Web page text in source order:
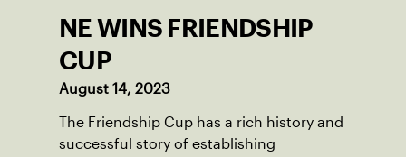
NE WINS FRIENDSHIP
CUP
August 14, 2023
The Friendship Cup has a rich history and
successful story of establishing